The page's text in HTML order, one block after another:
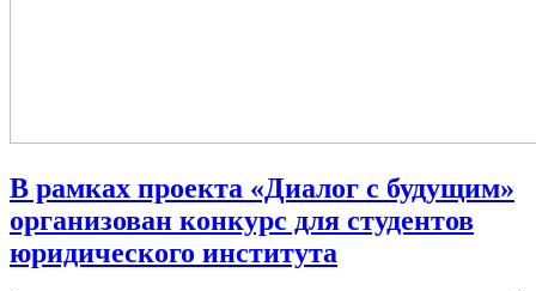
В рамках проекта «Диалог с будущим»
организован конкурс для студентов
юридического института